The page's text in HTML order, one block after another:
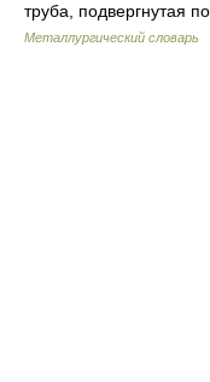
труба, подвергнутая
Металлургический словарь